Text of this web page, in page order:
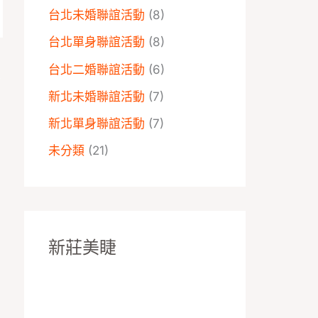
台北未婚聯誼活動 (8)
台北單身聯誼活動 (8)
台北二婚聯誼活動 (6)
新北未婚聯誼活動 (7)
新北單身聯誼活動 (7)
未分類 (21)
新莊美睫